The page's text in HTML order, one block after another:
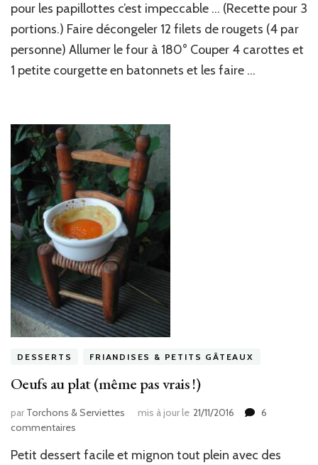
papillotte
et
sa
purée
grossière
pour les papillottes c’est impeccable … (Recette pour 3
portions.) Faire décongeler 12 filets de rougets (4 par
personne) Allumer le four à 180° Couper 4 carottes et
1 petite courgette en batonnets et les faire …
DESSERTS FRIANDISES & PETITS GÂTEAUX
Oeufs au plat (même pas vrais !)
par Torchons & Serviettes mis à jour le 21/11/2016
6
commentaires
au
Petit dessert facile et mignon tout plein avec des